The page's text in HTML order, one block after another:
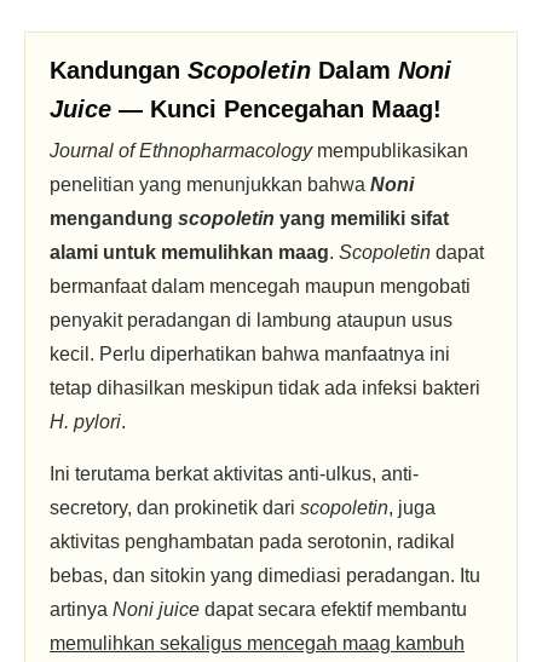
Kandungan Scopoletin Dalam Noni
Juice — Kunci Pencegahan Maag!
Journal of Ethnopharmacologymempublikasikan
penelitian yang menunjukkan bahwa Noni
mengandung scopoletin yang memiliki sifat
alami untuk memulihkan maag. Scopoletin dapat
bermanfaat dalam mencegah maupun mengobati
penyakit peradangan di lambung ataupun usus
kecil. Perlu diperhatikan bahwa manfaatnya ini
tetap dihasilkan meskipun tidak ada infeksi bakteri
H. pylori.
Ini terutama berkat aktivitas anti-ulkus, anti-
secretory, dan prokinetik dari scopoletin, juga
aktivitas penghambatan pada serotonin, radikal
bebas, dan sitokin yang dimediasi peradangan. Itu
artinya Noni juice dapat secara efektif membantu
memulihkan sekaligus mencegah maag kambuh